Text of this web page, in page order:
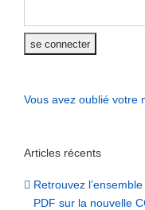
Vous avez oublié votre
Articles récents
Retrouvez
PDF sur la nouvelle